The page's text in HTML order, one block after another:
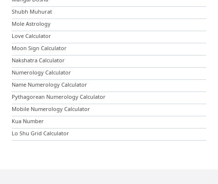
Shubh Muhurat
Mole Astrology
Love Calculator
Moon Sign Calculator
Nakshatra Calculator
Numerology Calculator
Name Numerology Calculator
Pythagorean Numerology Calculator
Mobile Numerology Calculator
Kua Number
Lo Shu Grid Calculator